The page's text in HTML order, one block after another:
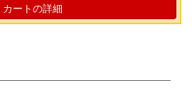
カートの詳細